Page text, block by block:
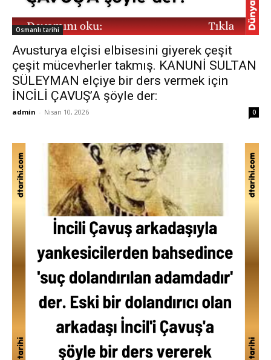
Osmanlı tarihi
Avusturya elçisi elbisesini giyerek çeşit
çeşit mücevherler takmış. KANUNİ SULTAN
SÜLEYMAN elçiye bir ders vermek için
İNCİLİ ÇAVUŞ’A şöyle der:
admin - Nisan 10, 2026 0